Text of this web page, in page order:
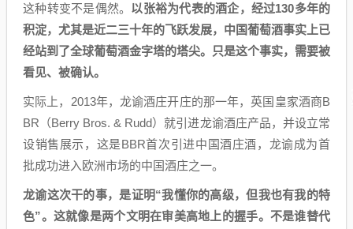
这种转变不是偶然。 以张裕为代表的酒企，经过130多年的
积淀，尤其是近二三十年的飞跃发展，中国葡萄酒事实上已
经站到了全球葡萄酒金字塔的塔尖。只是这个事实，需要被
看见、被确认。
实际上，2013年，龙谕酒庄开庄的那一年，英国皇家酒商B
BR（Berry Bros. & Rudd）就引进龙谕酒庄产品，并设立常
设销售展示，这是BBR首次引进中国酒庄酒，龙谕成为首
批成功进入欧洲市场的中国酒庄之一。
龙谕这次干的事，是证明“我懂你的高级，但我也有我的特
色”。这就像是两个文明在审美高地上的握手。不是谁替代